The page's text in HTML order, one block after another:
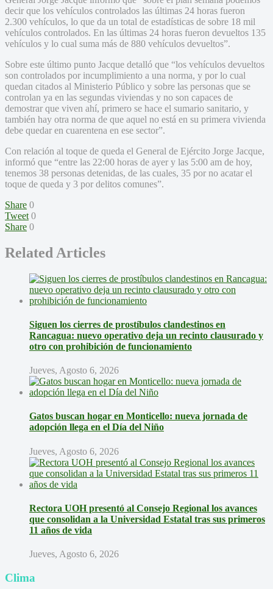
decir que los vehículos controlados las últimas 24 horas fueron
2.300 vehículos, lo que da un total de estadísticas de sobre 18 mil
vehículos controlados. En las últimas 24 horas fueron devueltos 135
vehículos y lo cual suma más de 880 vehículos devueltos”.
Sobre este último punto Jacque detalló que “los vehículos devueltos
son controlados por incumplimiento a una norma, y por lo cual
quedan citados al Ministerio Público y sobre las personas que se
controlan ya en las segundas viviendas y no son capaces de
demostrar que viven ahí, primero se hace el sumario sanitario, y
también hay otra norma de que aquel no está en su primera vivienda
debe quedar en cuarentena en ese sector”.
Con relación al toque de queda el General de Ejército Jorge Jacque,
informó que “entre las 22:00 horas de ayer y las 5:00 am de hoy,
tenemos 38 personas detenidas, de las cuales, 35 por no acatar el
toque de queda y 3 por delitos comunes”.
Share 0
Tweet 0
Share 0
Related Articles
Siguen los cierres de prostíbulos clandestinos en
Rancagua: nuevo operativo deja un recinto clausurado y
otro con prohibición de funcionamiento
Jueves, Agosto 6, 2026
Gatos buscan hogar en Monticello: nueva jornada de
adopción llega en el Día del Niño
Jueves, Agosto 6, 2026
Rectora UOH presentó al Consejo Regional los avances
que consolidan a la Universidad Estatal tras sus primeros
11 años de vida
Jueves, Agosto 6, 2026
Clima